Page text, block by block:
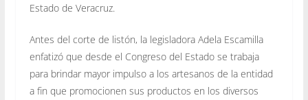
Estado de Veracruz.
Antes del corte de listón, la legisladora Adela Escamilla
enfatizó que desde el Congreso del Estado se trabaja
para brindar mayor impulso a los artesanos de la entidad
a fin que promocionen sus productos en los diversos